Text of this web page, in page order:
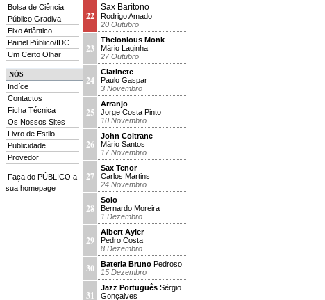
Bolsa de Ciência
Público Gradiva
Eixo Atlântico
Painel Público/IDC
Um Certo Olhar
NÓS
Indíce
Contactos
Ficha Técnica
Os Nossos Sites
Livro de Estilo
Publicidade
Provedor
Faça do PÚBLICO a
sua homepage
22
Sax Barítono
Rodrigo Amado
20 Outubro
23
Thelonious Monk
Mário Laginha
27 Outubro
24
Clarinete
Paulo Gaspar
3 Novembro
25
Arranjo
Jorge Costa Pinto
10 Novembro
26
John Coltrane
Mário Santos
17 Novembro
27
Sax Tenor
Carlos Martins
24 Novembro
28
Solo
Bernardo Moreira
1 Dezembro
29
Albert Ayler
Pedro Costa
8 Dezembro
30 Bateria Bruno Pedroso
15 Dezembro
31
Jazz Português Sérgio
Gonçalves